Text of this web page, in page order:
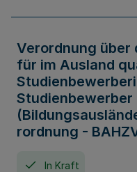
Verordnung über
für im Ausland
Studienbewerber
rordnung -
In Kraft